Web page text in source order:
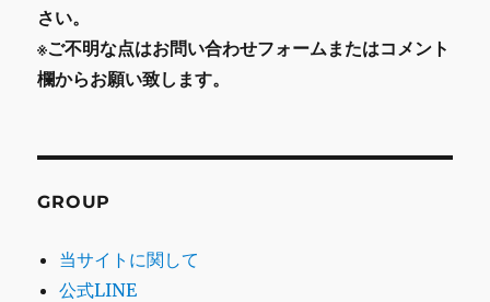
さい。
※ご不明な点はお問い合わせフォームまたはコメント
欄からお願い致します。
GROUP
当サイトに関して
公式LINE